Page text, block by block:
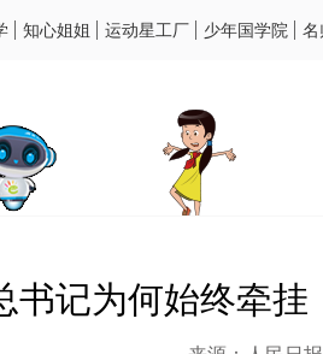
知心姐姐 运动星工厂 少年国学院 名
书记为何始终牵挂